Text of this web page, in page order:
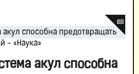
акул способна